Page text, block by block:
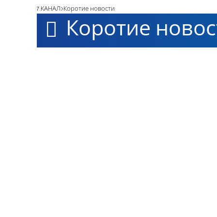
7 КАНАЛ Коротие новости
Коротие